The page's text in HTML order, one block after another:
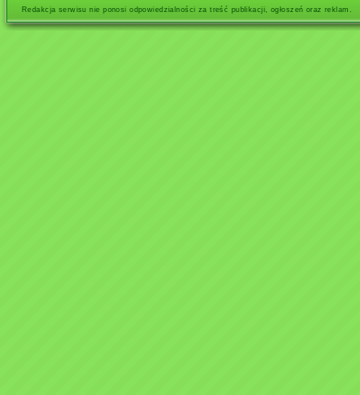
Redakcja serwisu nie ponosi odpowiedzialności za treść publikacji, ogłoszeń oraz reklam.